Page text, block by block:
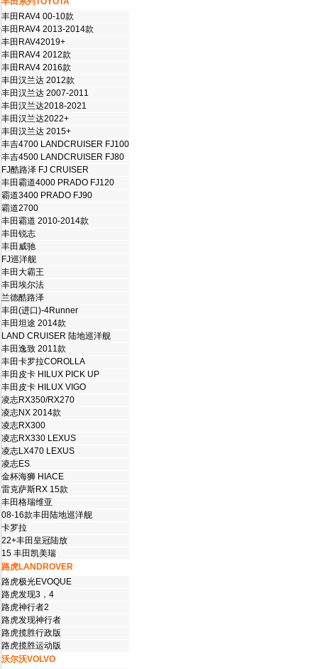
丰田RAV4 00-10款
丰田RAV4 2013-2014款
丰田RAV42019+
丰田RAV4 2012款
丰田RAV4 2016款
丰田汉兰达 2012款
丰田汉兰达 2007-2011
丰田汉兰达2018-2021
丰田汉兰达2022+
丰田汉兰达 2015+
丰吉4700 LANDCRUISER FJ100
丰吉4500 LANDCRUISER FJ80
FJ酷路泽 FJ CRUISER
丰田霸道4000 PRADO FJ120
霸道3400 PRADO FJ90
霸道2700
丰田霸道 2010-2014款
丰田锐志
丰田威驰
FJ巡洋舰
丰田大霸王
丰田埃尔法
兰德酷路泽
丰田(进口)-4Runner
丰田坦途 2014款
LAND CRUISER 陆地巡洋舰
丰田逸致 2011款
丰田卡罗拉COROLLA
丰田皮卡 HILUX PICK UP
丰田皮卡 HILUX VIGO
凌志RX350/RX270
凌志NX 2014款
凌志RX300
凌志RX330 LEXUS
凌志LX470 LEXUS
凌志ES
金杯海狮 HIACE
雷克萨斯RX 15款
丰田格瑞维亚
08-16款丰田陆地巡洋舰
卡罗拉
22+丰田皇冠陆放
15 丰田凯美瑞
路虎LANDROVER
路虎极光EVOQUE
路虎发现3，4
路虎神行者2
路虎发现神行者
路虎揽胜行政版
路虎揽胜运动版
沃尔沃VOLVO